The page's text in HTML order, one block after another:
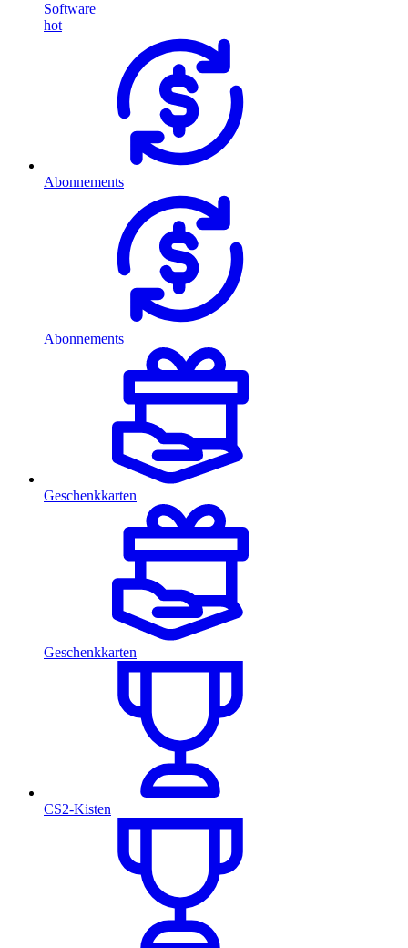
Software
hot
Abonnements
Abonnements
Geschenkkarten
Geschenkkarten
CS2-Kisten